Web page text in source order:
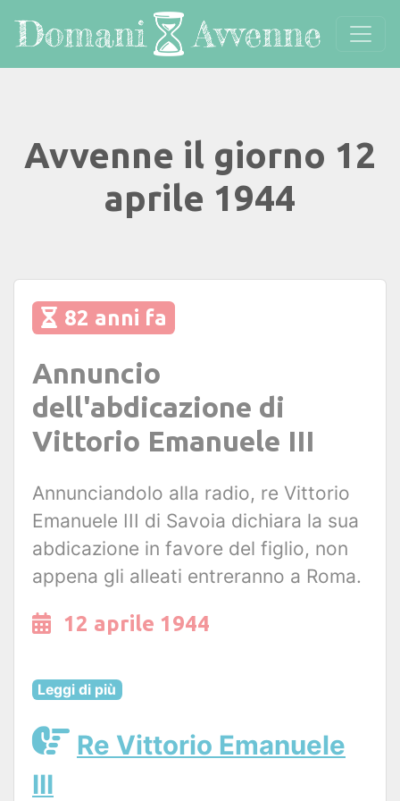
Avvenne il giorno 12
aprile 1944
82 anni fa
Annuncio
dell'abdicazione di
Vittorio Emanuele III
Annunciandolo alla radio, re Vittorio
Emanuele III di Savoia dichiara la sua
abdicazione in favore del figlio, non
appena gli alleati entreranno a Roma.
12 aprile 1944
Leggi di più
Re Vittorio Emanuele
III